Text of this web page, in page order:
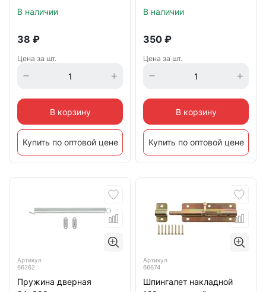
В наличии
38 ₽
Цена за шт.
В корзину
Купить по оптовой цене
В наличии
350 ₽
Цена за шт.
В корзину
Купить по оптовой цене
Артикул
66262
Пружина дверная
Артикул
66674
Шпингалет накладной